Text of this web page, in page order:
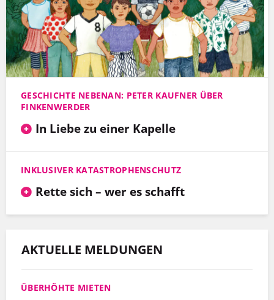
GESCHICHTE NEBENAN: PETER KAUFNER ÜBER
FINKENWERDER
In Liebe zu einer Kapelle
INKLUSIVER KATASTROPHENSCHUTZ
Rette sich – wer es schafft
AKTUELLE MELDUNGEN
ÜBERHÖHTE MIETEN